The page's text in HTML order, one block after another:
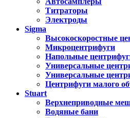
Титраторы
Электроды
Sigma
Высокоскоростные
Микроцентрифуги
Напольные
Универсальные
Универсальные
Центрифуги малого
Stuart
Верхнеприводные
Водяные бани